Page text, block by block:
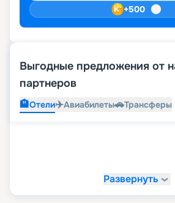
+500
Выгодные предложения от
партнеров
🏨Отели✈️Авиабилеты🚗Трансферы
Развернуть